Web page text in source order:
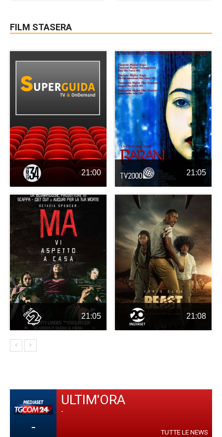
FILM STASERA
21:00 21:05
21:05 21:08
-
ULTIM'ORA
-
TUTTE LE NEWS